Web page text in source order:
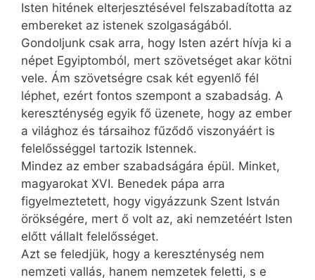
Isten hitének elterjesztésével felszabadította az
embereket az istenek szolgaságából.
Gondoljunk csak arra, hogy Isten azért hívja ki a
népet Egyiptomból, mert szövetséget akar kötni
vele. Ám szövetségre csak két egyenlő fél
léphet, ezért fontos szempont a szabadság. A
kereszténység egyik fő üzenete, hogy az ember
a világhoz és társaihoz fűződő viszonyáért is
felelősséggel tartozik Istennek.
Mindez az ember szabadságára épül. Minket,
magyarokat XVI. Benedek pápa arra
figyelmeztetett, hogy vigyázzunk Szent István
örökségére, mert ő volt az, aki nemzetéért Isten
előtt vállalt felelősséget.
Azt se feledjük, hogy a kereszténység nem
nemzeti vallás, hanem nemzetek feletti, s e